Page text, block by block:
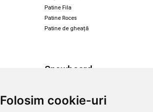
Folosim cookie-uri
Patine Fila
Patine Roces
Patine de gheață
Snowboard
Echipament snowboard
Legături Rome SDS